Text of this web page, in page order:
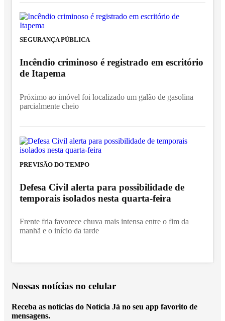
SEGURANÇA PÚBLICA
Incêndio criminoso é registrado em escritório
de Itapema
Próximo ao imóvel foi localizado um galão de gasolina
parcialmente cheio
PREVISÃO DO TEMPO
Defesa Civil alerta para possibilidade de
temporais isolados nesta quarta-feira
Frente fria favorece chuva mais intensa entre o fim da
manhã e o início da tarde
Nossas notícias no celular
Receba as notícias do Notícia Já no seu app favorito de
mensagens.